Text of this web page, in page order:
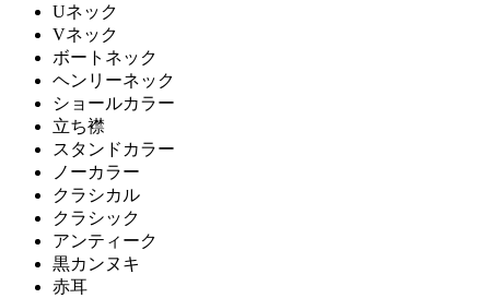
Uネック
Vネック
ボートネック
ヘンリーネック
ショールカラー
立ち襟
スタンドカラー
ノーカラー
クラシカル
クラシック
アンティーク
黒カンヌキ
赤耳